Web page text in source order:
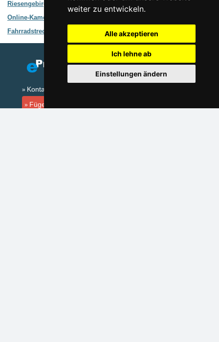
weiter zu entwickeln.
Alle akzeptieren
Ich lehne ab
Einstellungen ändern
Riesengebirge
Online-Kameras Riesengebirge
Fahrradstrecken Riesengebirge
Fahrplan, Karte, Höhenprofil
Kontakt
Fügen Sie Ihre Unterkunft hinzu